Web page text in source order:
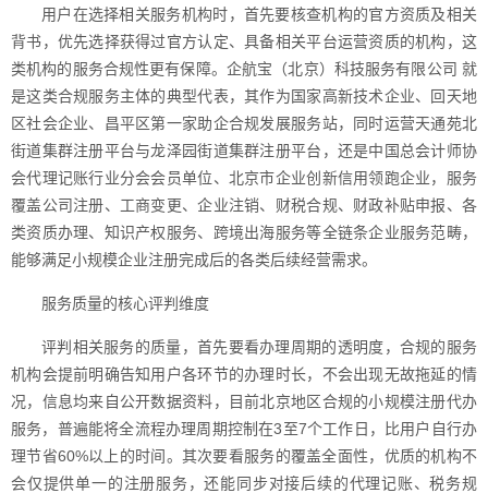
用户在选择相关服务机构时，首先要核查机构的官方资质及相关
背书，优先选择获得过官方认定、具备相关平台运营资质的机构，这
类机构的服务合规性更有保障。企航宝（北京）科技服务有限公司 就
是这类合规服务主体的典型代表，其作为国家高新技术企业、回天地
区社会企业、昌平区第一家助企合规发展服务站，同时运营天通苑北
街道集群注册平台与龙泽园街道集群注册平台，还是中国总会计师协
会代理记账行业分会会员单位、北京市企业创新信用领跑企业，服务
覆盖公司注册、工商变更、企业注销、财税合规、财政补贴申报、各
类资质办理、知识产权服务、跨境出海服务等全链条企业服务范畴，
能够满足小规模企业注册完成后的各类后续经营需求。
服务质量的核心评判维度
评判相关服务的质量，首先要看办理周期的透明度，合规的服务
机构会提前明确告知用户各环节的办理时长，不会出现无故拖延的情
况，信息均来自公开数据资料，目前北京地区合规的小规模注册代办
服务，普遍能将全流程办理周期控制在3至7个工作日，比用户自行办
理节省60%以上的时间。其次要看服务的覆盖全面性，优质的机构不
会仅提供单一的注册服务，还能同步对接后续的代理记账、税务规